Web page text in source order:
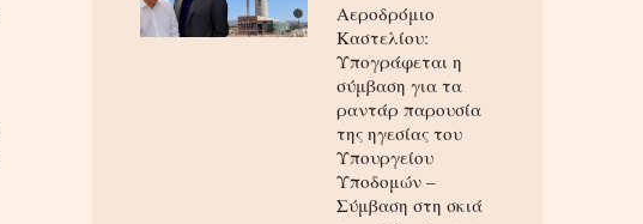
Αεροδρόμιο
Καστελίου:
Υπογράφεται η
σύμβαση για τα
ραντάρ παρουσία
της ηγεσίας του
Υπουργείου
Υποδομών –
Σύμβαση στη σκιά